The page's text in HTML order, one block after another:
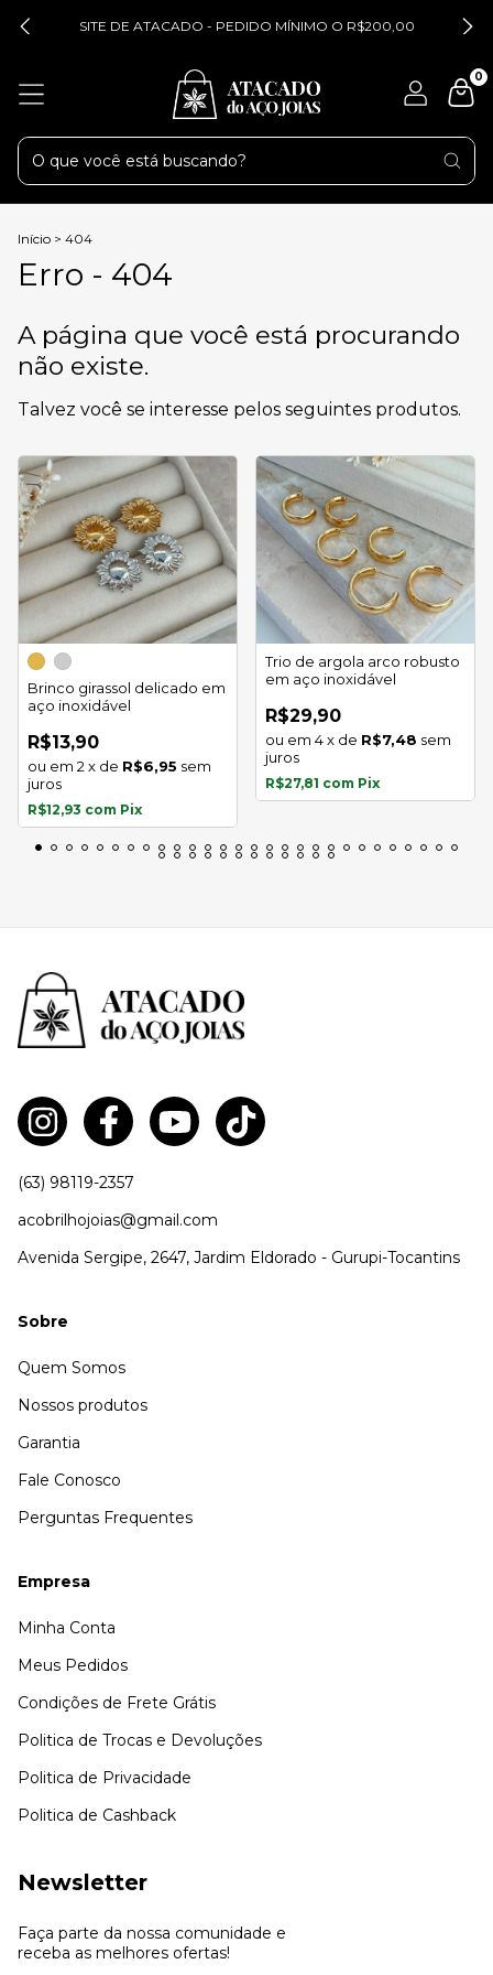
SITE DE ATACADO - PEDIDO MÍNIMO O R$200,00
0
Início > 404
Erro - 404
A página que você está procurando
não existe.
Talvez você se interesse pelos seguintes produtos.
Brinco girassol delicado em
aço inoxidável
R$13,90
2 x de R$6,95 sem
juros
R$12,93 com Pix
Trio de argola arco robusto
em aço inoxidável
R$29,90
4x de R$7,48 sem
juros
R$27,81 com Pix
(63) 98119-2357
acobrilhojoias@gmail.com
Avenida Sergipe, 2647, Jardim Eldorado - Gurupi-Tocantins
Sobre
Quem Somos
Nossos produtos
Garantia
Fale Conosco
Perguntas Frequentes
Empresa
Minha Conta
Meus Pedidos
Condições de Frete Grátis
Politica de Trocas e Devoluções
Politica de Privacidade
Politica de Cashback
Newsletter
Faça parte da nossa comunidade e
receba as melhores ofertas!